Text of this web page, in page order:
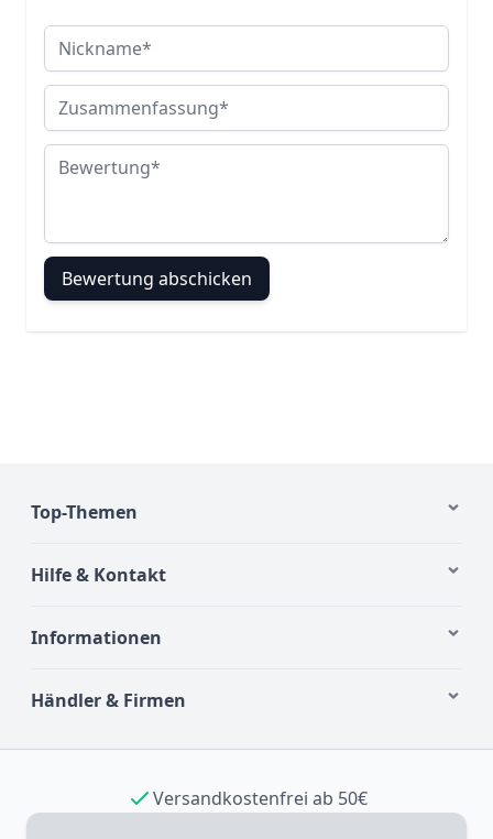
Nickname
Zusammenfassung
Bewertung
Bewertung abschicken
Top-Themen
Hilfe & Kontakt
Informationen
Händler & Firmen
Versandkostenfrei ab 50€